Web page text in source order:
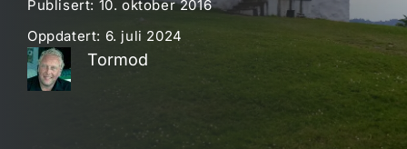
Publisert: 10. oktober 2016
Oppdatert: 6. juli 2024
Tormod